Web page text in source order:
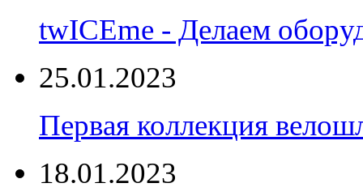
twICEme - Делаем
25.01.2023
Первая коллекция
18.01.2023